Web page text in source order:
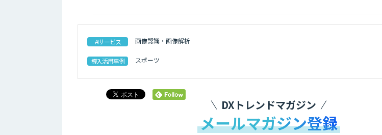
AIサービス 画像認識・画像解析
導入活用事例 スポーツ
DXトレンドマガジン
メールマガジン登録